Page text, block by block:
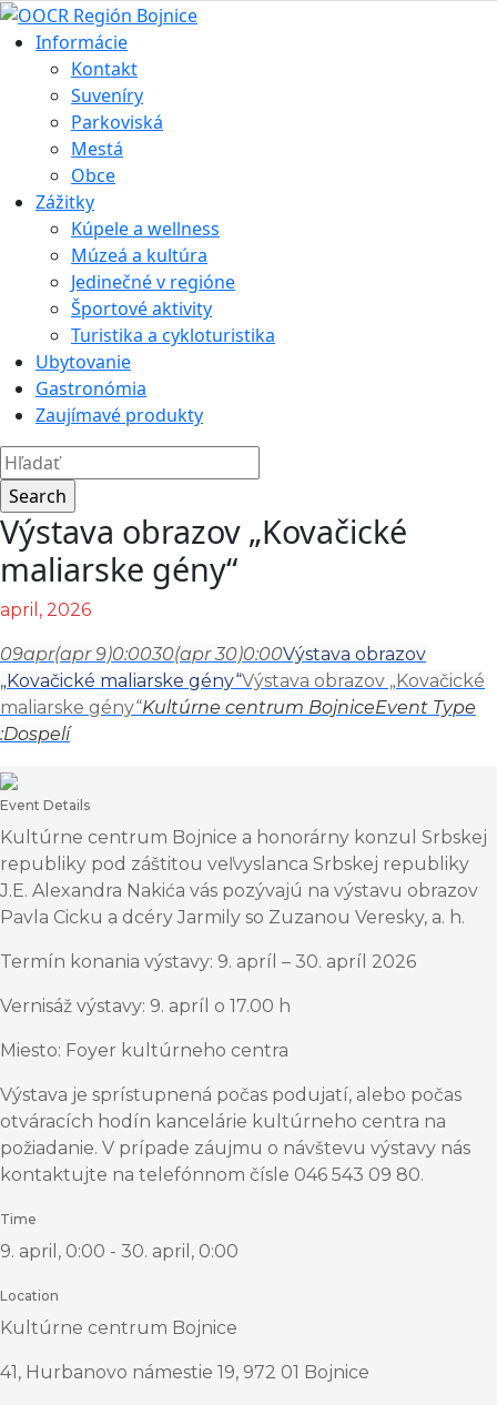
Informácie
Kontakt
Suveníry
Parkoviská
Mestá
Obce
Zážitky
Kúpele a wellness
Múzeá a kultúra
Jedinečné v regióne
Športové aktivity
Turistika a cykloturistika
Ubytovanie
Gastronómia
Zaujímavé produkty
Výstava obrazov „Kovačické
maliarske gény“
april, 2026
09apr(apr 9)0:0030(apr 30)0:00Výstava obrazov
„Kovačické maliarske gény“Výstava obrazov „Kovačické
maliarske gény“Kultúrne centrum BojniceEvent Type
:Dospelí
Event Details
Kultúrne centrum Bojnice a honorárny konzul Srbskej
republiky pod záštitou veľvyslanca Srbskej republiky
J.E. Alexandra Nakića vás pozývajú na výstavu obrazov
Pavla Cicku a dcéry Jarmily so Zuzanou Veresky, a. h.
Termín konania výstavy: 9. apríl – 30. apríl 2026
Vernisáž výstavy: 9. apríl o 17.00 h
Miesto: Foyer kultúrneho centra
Výstava je sprístupnená počas podujatí, alebo počas
otváracích hodín kancelárie kultúrneho centra na
požiadanie. V prípade záujmu o návštevu výstavy nás
kontaktujte na telefónnom čísle 046 543 09 80.
Time
9. april, 0:00 - 30. april, 0:00
Location
Kultúrne centrum Bojnice
41, Hurbanovo námestie 19, 972 01 Bojnice